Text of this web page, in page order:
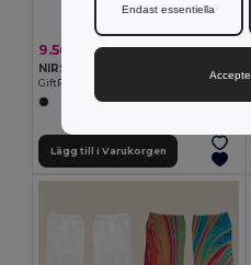
9.56 kr
GiftRetail MO6425
Lägg till i Varukorgen
Endast essentiella